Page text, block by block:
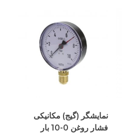
نمایشگر (گیج) مکانیکی
فشار روغن 0-10 بار